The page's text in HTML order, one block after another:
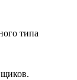
типа